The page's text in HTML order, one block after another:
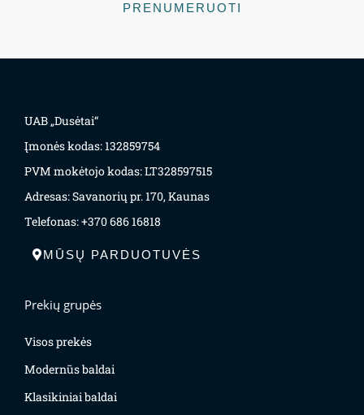
PRENUMERUOTI
UAB „Dusėtai“
Įmonės kodas: 132859754
PVM mokėtojo kodas: LT328597515
Adresas: Savanorių pr. 170, Kaunas
Telefonas: +370 686 16818
MŪSŲ PARDUOTUVĖS
Prekių grupės
Visos prekės
Modernūs baldai
Klasikiniai baldai